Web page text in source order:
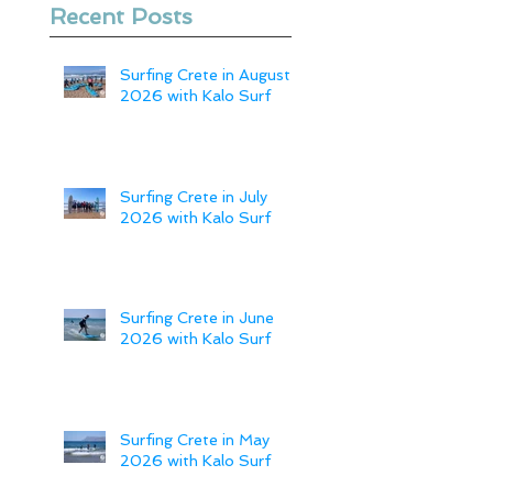
Recent Posts
Surfing Crete in August
2026 with Kalo Surf
Surfing Crete in July
2026 with Kalo Surf
Surfing Crete in June
2026 with Kalo Surf
Surfing Crete in May
2026 with Kalo Surf